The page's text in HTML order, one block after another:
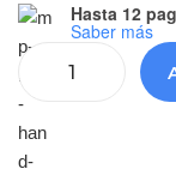
Hasta 12
Saber más